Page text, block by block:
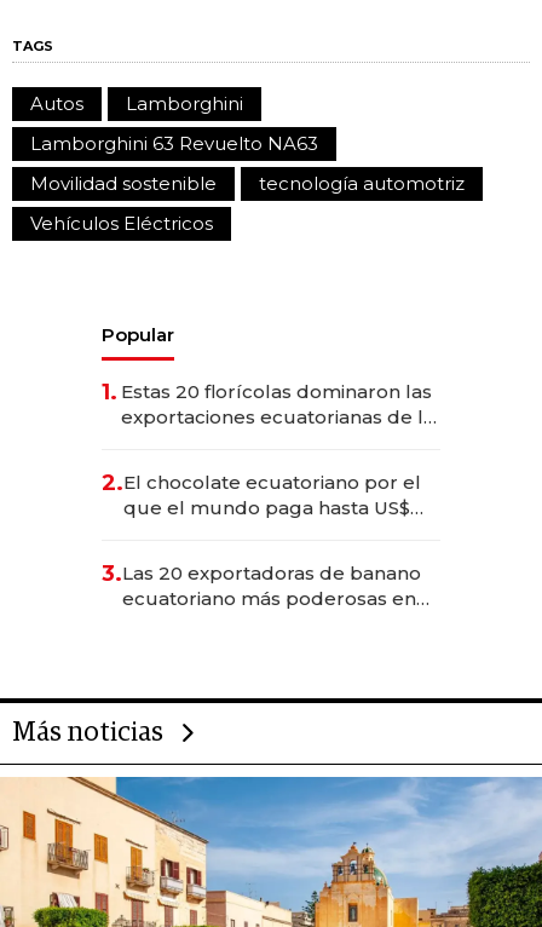
TAGS
Autos
Lamborghini
Lamborghini 63 Revuelto NA63
Movilidad sostenible
tecnología automotriz
Vehículos Eléctricos
Popular
1. Estas 20 florícolas dominaron las
exportaciones ecuatorianas de la
2.El chocolate ecuatoriano por el
que el mundo paga hasta US$
3.Las 20 exportadoras de banano
ecuatoriano más poderosas en
Más noticias